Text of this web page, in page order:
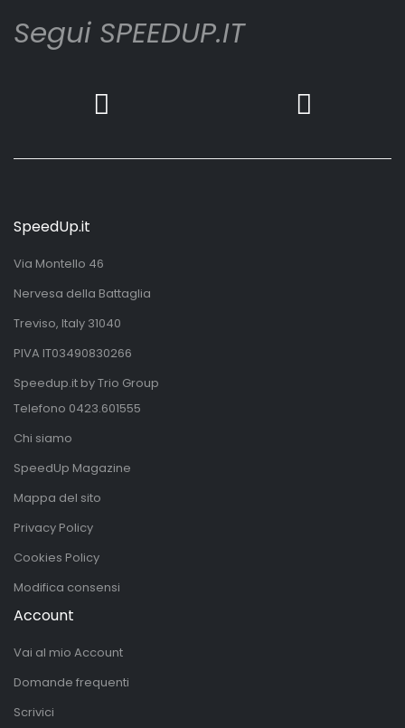
Segui SPEEDUP.IT
SpeedUp.it
Via Montello 46
Nervesa della Battaglia
Treviso, Italy 31040
PIVA IT03490830266
Speedup.it by Trio Group
Telefono 0423.601555
Chi siamo
SpeedUp Magazine
Mappa del sito
Privacy Policy
Cookies Policy
Modifica consensi
Account
Vai al mio Account
Domande frequenti
Scrivici